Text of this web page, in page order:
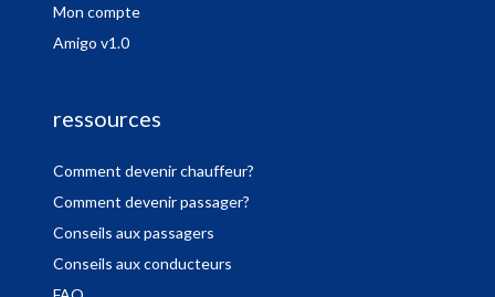
Mon compte
Amigo v1.0
ressources
Comment devenir chauffeur?
Comment devenir passager?
Conseils aux passagers
Conseils aux conducteurs